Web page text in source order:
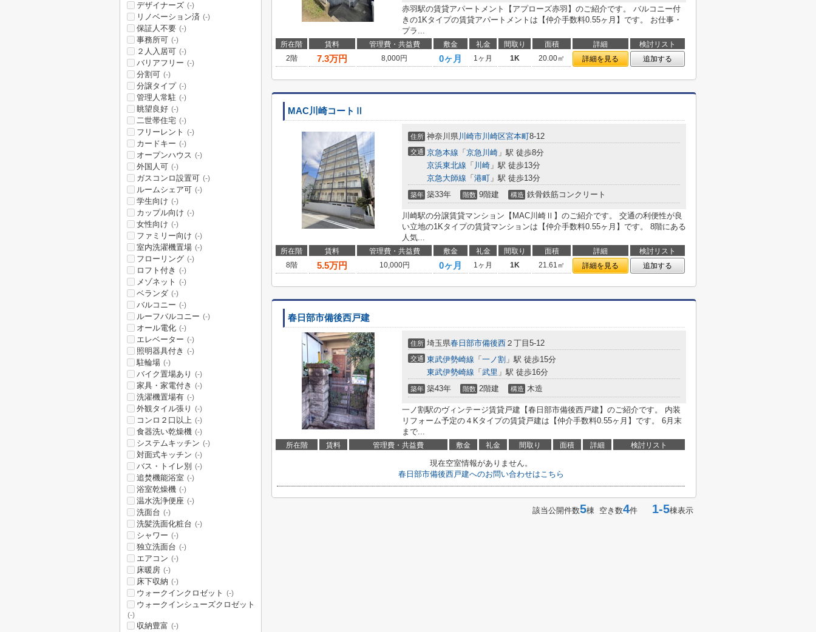
赤羽駅の賃貸アパートメント【アプローズ赤羽】のご紹介です。 バルコニー付
きの1Kタイプの賃貸アパートメントは【仲介手数料0.55ヶ月】です。 お仕事・
プラ...
所在階 賃料 管理費・共益費 敷金 礼金 間取り 面積 詳細
検討リスト
2階
7.3万円 8,000円 0ヶ月 1ヶ月 1K 20.00㎡ 詳細を見る 追加する
MAC川崎コートⅡ
住所 神奈川県川崎市川崎区宮本町8-12
交通 京急本線 「 京急川崎 」駅 徒歩8分
京浜東北線 「 川崎 」駅 徒歩13分
京急大師線 「 港町 」駅 徒歩13分
築年 築33年 階数 9階建 構造 鉄骨鉄筋コンクリート
川崎駅の分譲賃貸マンション【MAC川崎Ⅱ】のご紹介です。 交通の利便性が良
い立地の1Kタイプの賃貸マンションは【仲介手数料0.55ヶ月】です。 8階にある
人気...
所在階 賃料 管理費・共益費 敷金 礼金 間取り 面積 詳細
検討リスト
8階
5.5万円 10,000円 0ヶ月 1ヶ月 1K 21.61㎡ 詳細を見る 追加する
春日部市備後西戸建
住所 埼玉県春日部市備後西 ２丁目5-12
交通 東武伊勢崎線 「 一ノ割 」駅 徒歩15分
東武伊勢崎線 「 武里 」駅 徒歩16分
築年 築43年 階数 2階建 構造 木造
一ノ割駅のヴィンテージ賃貸戸建【春日部市備後西戸建】のご紹介です。 内装
リフォーム予定の４Kタイプの賃貸戸建は【仲介手数料0.55ヶ月】です。 6月末
まで...
所在階 賃料 管理費・共益費 敷金 礼金 間取り 面積 詳細 検討リスト
現在空室情報がありません。
春日部市備後西戸建へのお問い合わせはこちら
該当公開件数5棟 空き数4件 1-5棟表示
デザイナーズ (-)
リノベーション済 (-)
保証人不要 (-)
事務所可 (-)
２人入居可 (-)
バリアフリー (-)
分割可 (-)
分譲タイプ (-)
管理人常駐 (-)
眺望良好 (-)
二世帯住宅 (-)
フリーレント (-)
カードキー (-)
オープンハウス (-)
外国人可 (-)
ガスコンロ設置可 (-)
ルームシェア可 (-)
学生向け (-)
カップル向け (-)
女性向け (-)
ファミリー向け (-)
室内洗濯機置場 (-)
フローリング (-)
ロフト付き (-)
メゾネット (-)
ベランダ (-)
バルコニー (-)
ルーフバルコニー (-)
オール電化 (-)
エレベーター (-)
照明器具付き (-)
駐輪場 (-)
バイク置場あり (-)
家具・家電付き (-)
洗濯機置場有 (-)
外観タイル張り (-)
コンロ２口以上 (-)
食器洗い乾燥機 (-)
システムキッチン (-)
対面式キッチン (-)
バス・トイレ別 (-)
追焚機能浴室 (-)
浴室乾燥機 (-)
温水洗浄便座 (-)
洗面台 (-)
洗髪洗面化粧台 (-)
シャワー (-)
独立洗面台 (-)
エアコン (-)
床暖房 (-)
床下収納 (-)
ウォークインクロゼット (-)
ウォークインシューズクロゼット
(-)
収納豊富 (-)